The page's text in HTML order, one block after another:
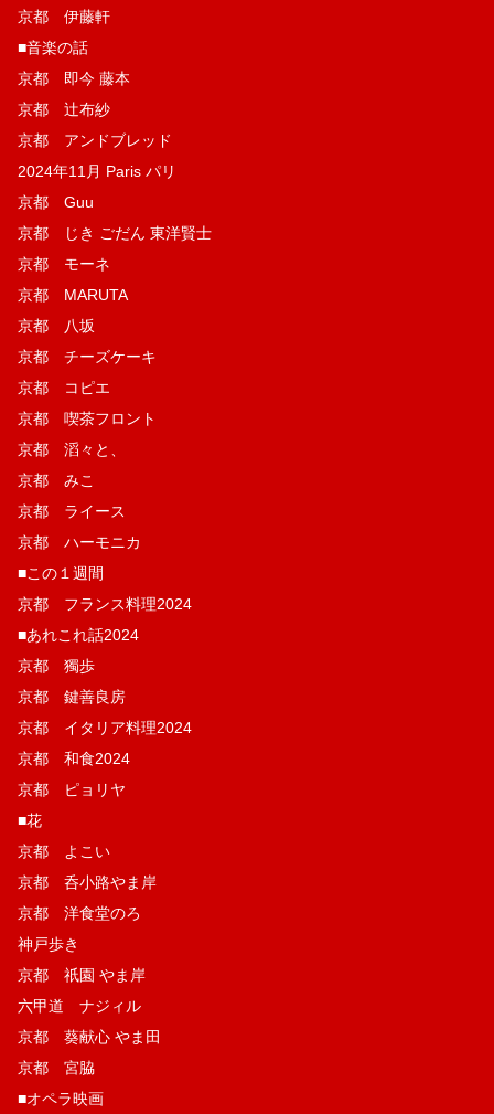
京都 伊藤軒
■音楽の話
京都 即今 藤本
京都 辻布紗
京都 アンドブレッド
2024年11月 Paris パリ
京都 Guu
京都 じき ごだん 東洋賢士
京都 モーネ
京都 MARUTA
京都 八坂
京都 チーズケーキ
京都 コピエ
京都 喫茶フロント
京都 滔々と、
京都 みこ
京都 ライース
京都 ハーモニカ
■この１週間
京都 フランス料理2024
■あれこれ話2024
京都 獨歩
京都 鍵善良房
京都 イタリア料理2024
京都 和食2024
京都 ピョリヤ
■花
京都 よこい
京都 呑小路やま岸
京都 洋食堂のろ
神戸歩き
京都 祇園 やま岸
六甲道 ナジィル
京都 葵献心 やま田
京都 宮脇
■オペラ映画